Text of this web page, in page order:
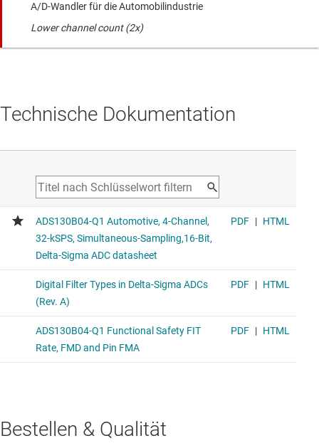
A/D-Wandler für die Automobilindustrie
Lower channel count (2x)
Technische Dokumentation
Bestellen & Qualität